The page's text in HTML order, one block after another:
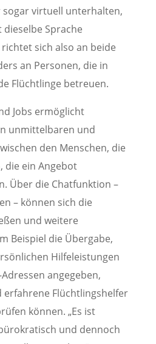
sogar virtuell unterhalten,
Sprache
sich also an beide
an Personen, die in
Flüchtlinge betreuen.
Jobs ermöglicht
unmittelbaren und
den Menschen, die
die ein Angebot
Über die Chatfunktion –
– können sich die
und weitere
Beispiel die Übergabe,
Hilfeleistungen
angegeben,
erfahrene Flüchtlingshelfer
können. „Es ist
und dennoch